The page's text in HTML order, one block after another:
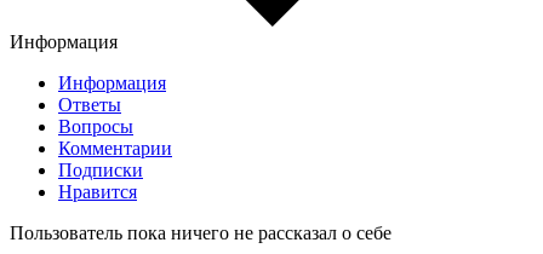
Информация
Информация
Ответы
Вопросы
Комментарии
Подписки
Нравится
Пользователь пока ничего не рассказал о себе